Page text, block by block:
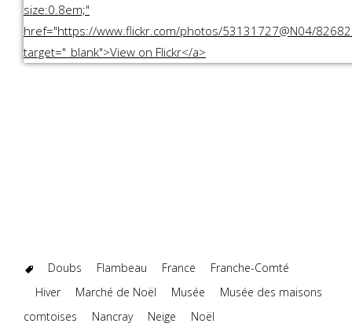
Doubs Flambeau France
Franche-Comté
Hiver
Marché de Noël Musée
Musée des maisons
comtoises
Nancray Neige Noël